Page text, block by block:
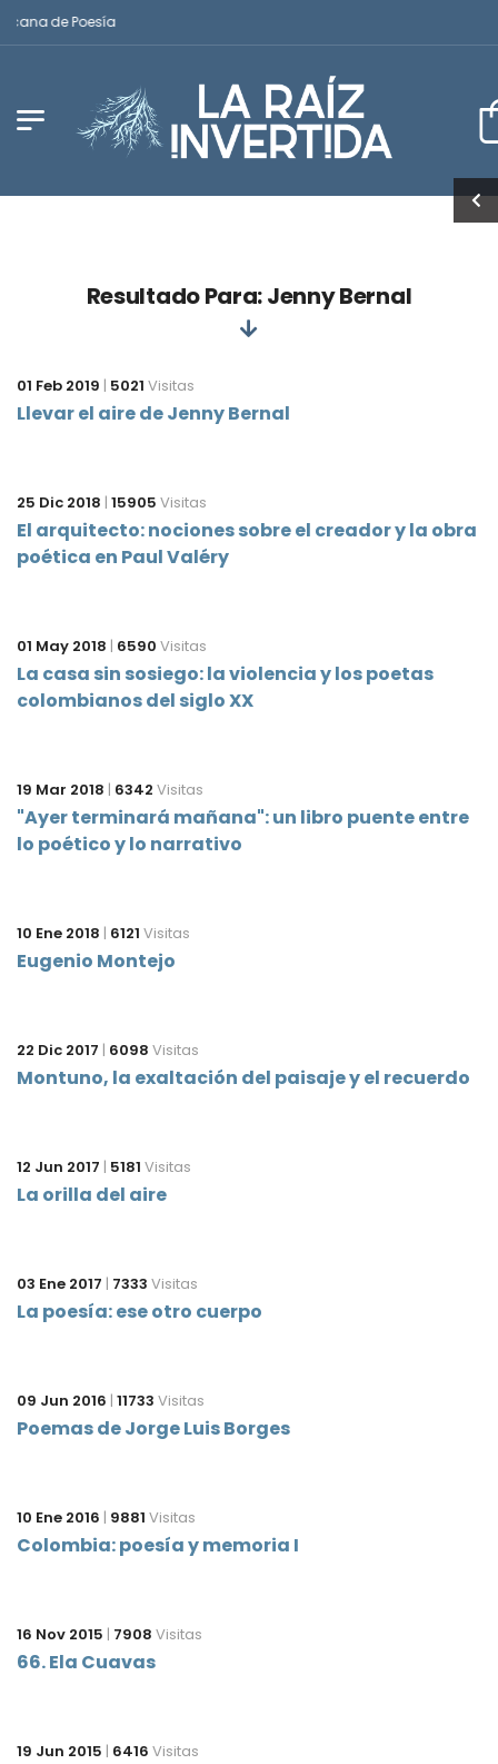
de Poesía
Resultado Para: Jenny Bernal
01 Feb 2019 | 5021 Visitas
Llevar el aire de Jenny Bernal
25 Dic 2018 | 15905 Visitas
El arquitecto: nociones sobre el creador y la obra
poética en Paul Valéry
01 May 2018 | 6590 Visitas
La casa sin sosiego: la violencia y los poetas
colombianos del siglo XX
19 Mar 2018 | 6342 Visitas
"Ayer terminará mañana": un libro puente entre
lo poético y lo narrativo
10 Ene 2018 | 6121 Visitas
Eugenio Montejo
22 Dic 2017 | 6098 Visitas
Montuno, la exaltación del paisaje y el recuerdo
12 Jun 2017 | 5181 Visitas
La orilla del aire
03 Ene 2017 | 7333 Visitas
La poesía: ese otro cuerpo
09 Jun 2016 | 11733 Visitas
Poemas de Jorge Luis Borges
10 Ene 2016 | 9881 Visitas
Colombia: poesía y memoria I
16 Nov 2015 | 7908 Visitas
66. Ela Cuavas
19 Jun 2015 | 6416 Visitas